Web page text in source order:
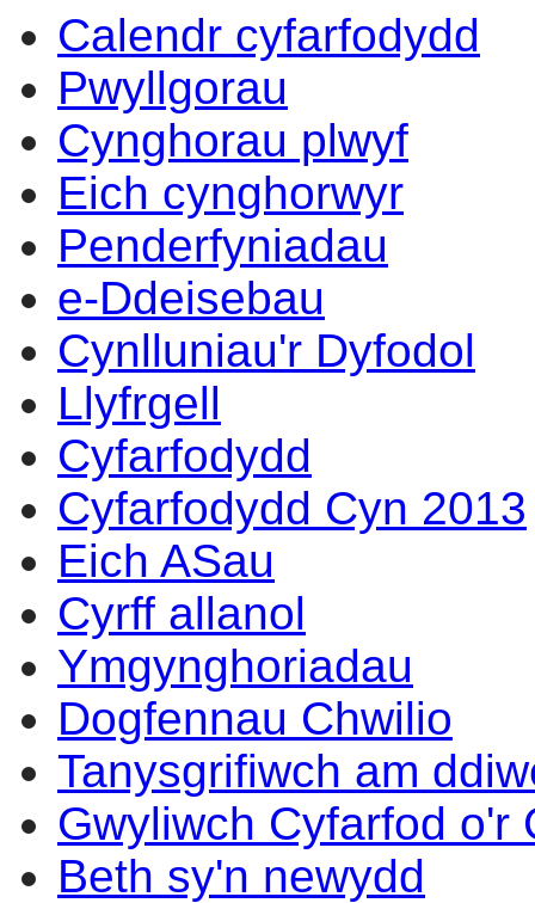
Calendr cyfarfodydd
Pwyllgorau
Cynghorau plwyf
Eich cynghorwyr
Penderfyniadau
e-Ddeisebau
Cynlluniau'r Dyfodol
Llyfrgell
Cyfarfodydd
Cyfarfodydd Cyn 2013
Eich ASau
Cyrff allanol
Ymgynghoriadau
Dogfennau Chwilio
Tanysgrifiwch am
Gwyliwch Cyfarfod o'r
Beth sy'n newydd